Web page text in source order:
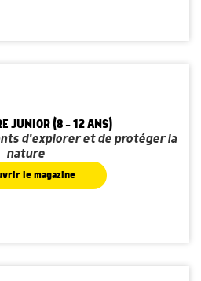
JUNIOR (8 - 12 ANS)
d'explorer et de protéger la
nature
le magazine